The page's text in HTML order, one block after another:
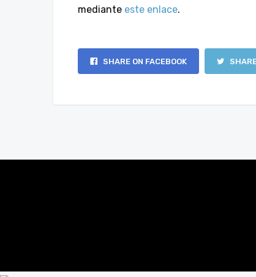
mediante este enlace.
SHARE ON FACEBOOK